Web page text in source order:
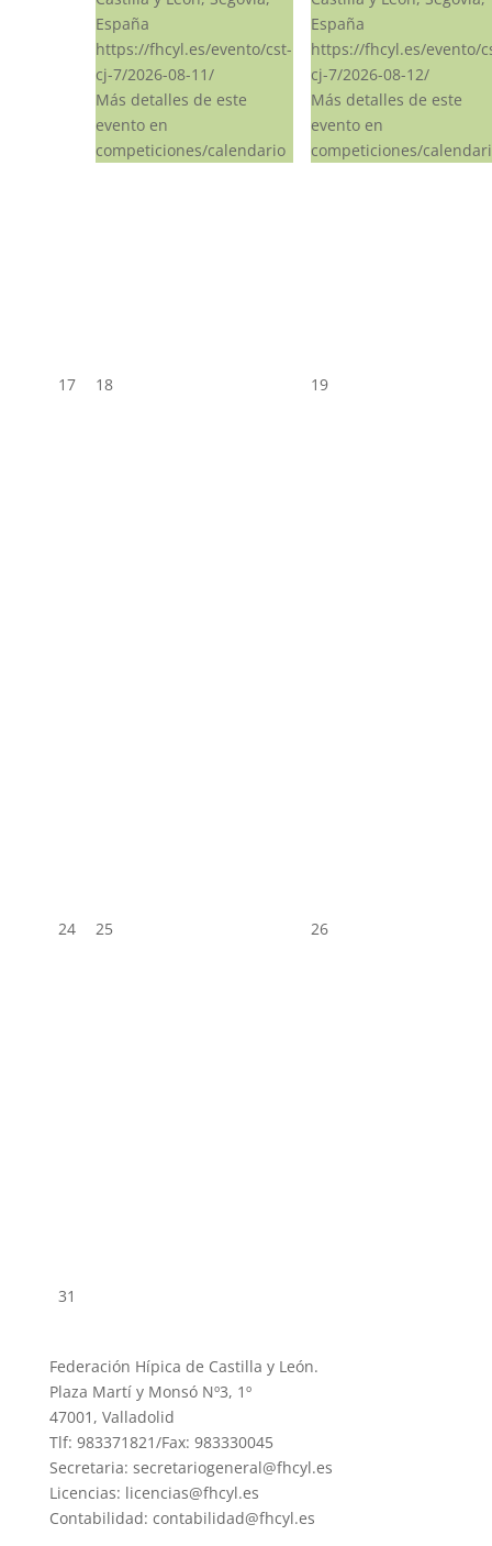
España
https://fhcyl.es/evento/cst-
cj-7/2026-08-11/
Más detalles de este
evento en
competiciones/calendario
España
https://fhcyl.es/evento/
cj-7/2026-08-12/
Más detalles de este
evento en
competiciones/
17 18 19
24 25 26
31
Federación Hípica de Castilla y León.
Plaza Martí y Monsó Nº3, 1º
47001, Valladolid
Tlf: 983371821/Fax: 983330045
Secretaria: secretariogeneral@fhcyl.es
Licencias: licencias@fhcyl.es
Contabilidad: contabilidad@fhcyl.es